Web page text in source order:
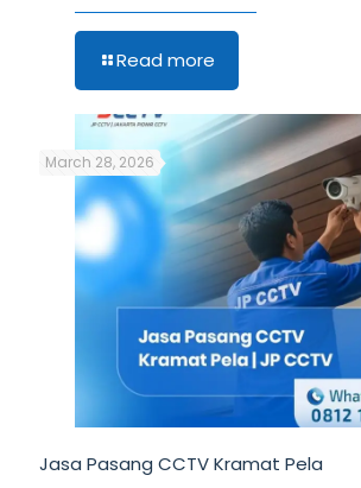
Read more
March 28, 2026
Jasa Pasang CCTV Kramat Pela